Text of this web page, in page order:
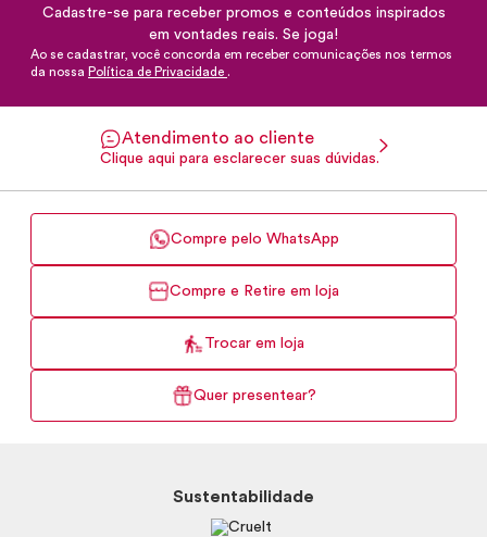
Cadastre-se para receber promos e conteúdos inspirados
em vontades reais. Se joga!
Ao se cadastrar, você concorda em receber comunicações nos termos
da nossa Política de Privacidade .
Atendimento ao cliente
Clique aqui para esclarecer suas dúvidas.
Compre pelo WhatsApp
Compre e Retire em loja
Trocar em loja
Quer presentear?
Sustentabilidade